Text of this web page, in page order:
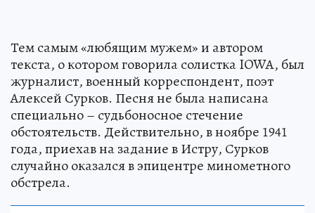
Тем самым «любящим мужем» и автором
текста, о котором говорила солистка IOWA, был
журналист, военный корреспондент, поэт
Алексей Сурков. Песня не была написана
специально – судьбоносное стечение
обстоятельств. Действительно, в ноябре 1941
года, приехав на задание в Истру, Сурков
случайно оказался в эпицентре минометного
обстрела.